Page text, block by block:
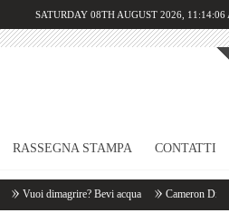
SATURDAY 08TH AUGUST 2026, 11:14:06
RASSEGNA STAMPA CONTATTI
Vuoi dimagrire? Bevi acqua Cameron Diaz: